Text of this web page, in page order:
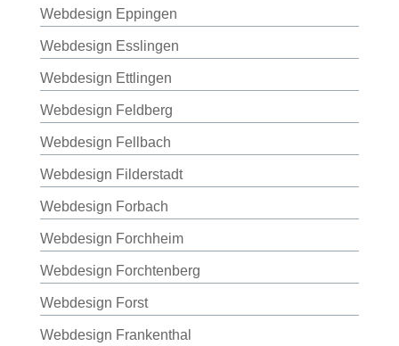
Webdesign Eppingen
Webdesign Esslingen
Webdesign Ettlingen
Webdesign Feldberg
Webdesign Fellbach
Webdesign Filderstadt
Webdesign Forbach
Webdesign Forchheim
Webdesign Forchtenberg
Webdesign Forst
Webdesign Frankenthal